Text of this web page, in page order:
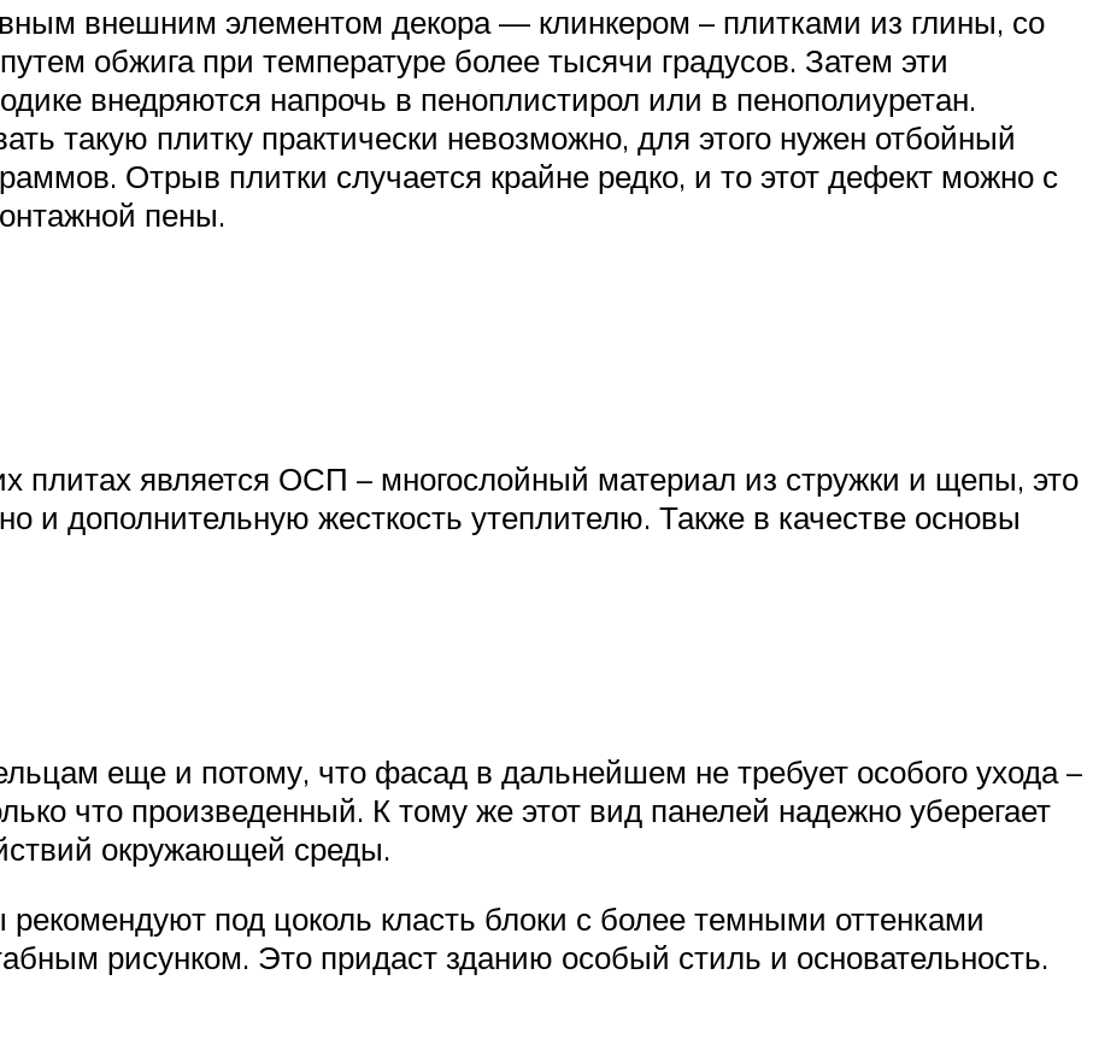
внешним элементом декора — клинкером – плитками из глины, со
обжига при температуре более тысячи градусов. Затем эти
внедряются напрочь в пеноплистирол или в пенополиуретан.
такую плитку практически невозможно, для этого нужен отбойный
Отрыв плитки случается крайне редко, и то этот дефект можно с
пены.
плитах является ОСП – многослойный материал из стружки и щепы, это
и дополнительную жесткость утеплителю. Также в качестве основы
еще и потому, что фасад в дальнейшем не требует особого ухода –
что произведенный. К тому же этот вид панелей надежно уберегает
окружающей среды.
рекомендуют под цоколь класть блоки с более темными оттенками
рисунком. Это придаст зданию особый стиль и основательность.